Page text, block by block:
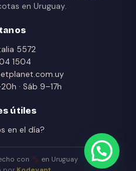
en Uruguay.
5572
1504
· Sáb 9–17h
útiles
en el día?
con
en Uruguay